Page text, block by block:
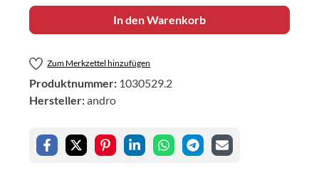
In den Warenkorb
Zum Merkzettel hinzufügen
Produktnummer: 1030529.2
Hersteller:andro